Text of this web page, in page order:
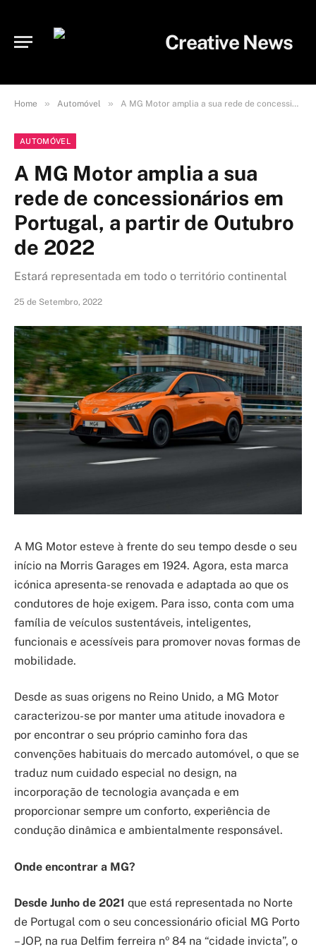
Home » Automóvel » A MG Motor amplia a sua rede de concessionários em Portugal, a partir de Outubro de 2022
AUTOMÓVEL
A MG Motor amplia a sua
rede de concessionários em
Portugal, a partir de Outubro
de 2022
Estará representada em todo o território continental
25 de Setembro, 2022
A MG Motor esteve à frente do seu tempo desde o seu
início na Morris Garages em 1924. Agora, esta marca
icónica apresenta-se renovada e adaptada ao que os
condutores de hoje exigem. Para isso, conta com uma
família de veículos sustentáveis, inteligentes,
funcionais e acessíveis para promover novas formas de
mobilidade.
Desde as suas origens no Reino Unido, a MG Motor
caracterizou-se por manter uma atitude inovadora e
por encontrar o seu próprio caminho fora das
convenções habituais do mercado automóvel, o que se
traduz num cuidado especial no design, na
incorporação de tecnologia avançada e em
proporcionar sempre um conforto, experiência de
condução dinâmica e ambientalmente responsável.
Onde encontrar a MG?
Desde Junho de 2021 que está representada no Norte
de Portugal com o seu concessionário oficial MG Porto
– JOP, na rua Delfim ferreira nº 84 na “cidade invicta”, o